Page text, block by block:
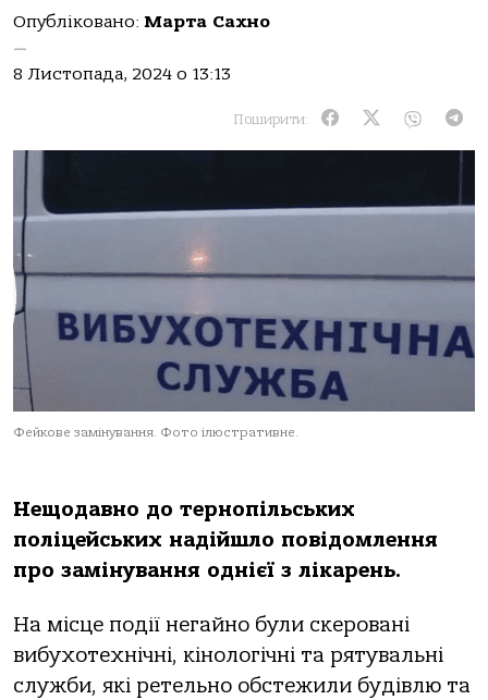
Опубліковано: Марта Сахно
—
8 Листопада, 2024 о 13:13
Поширити:
Фейкове замінування. Фото ілюстративне.
Нещодавно до тернопільських
поліцейських надійшло повідомлення
про замінування однієї з лікарень.
На місце події негайно були скеровані
вибухотехнічні, кінологічні та рятувальні
служби, які ретельно обстежили будівлю та